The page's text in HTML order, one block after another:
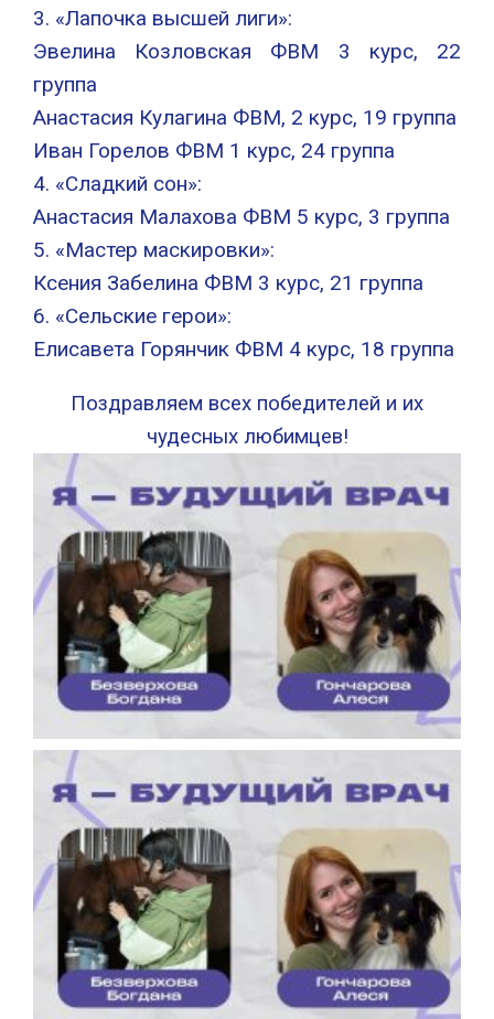
3. «Лапочка высшей лиги»:
Эвелина Козловская ФВМ 3 курс, 22
группа
Анастасия Кулагина ФВМ, 2 курс, 19 группа
Иван Горелов ФВМ 1 курс, 24 группа
4. «Сладкий сон»:
Анастасия Малахова ФВМ 5 курс, 3 группа
5. «Мастер маскировки»:
Ксения Забелина ФВМ 3 курс, 21 группа
6. «Сельские герои»:
Елисавета Горянчик ФВМ 4 курс, 18 группа
Поздравляем всех победителей и их
чудесных любимцев!